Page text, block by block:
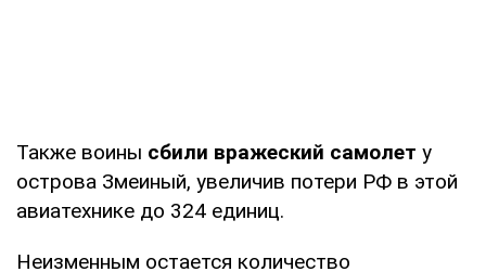
Также воины сбили вражеский самолет у
острова Змеиный, увеличив потери РФ в этой
авиатехнике до 324 единиц.
Неизменным остается количество